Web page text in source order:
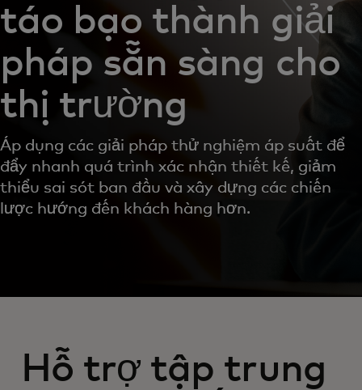
táo bạo thành giải
pháp sẵn sàng cho
thị trường
Áp dụng các giải pháp thử nghiệm áp suất để
đẩy nhanh quá trình xác nhận thiết kế, giảm
thiểu sai sót ban đầu và xây dựng các chiến
lược hướng đến khách hàng hơn.
Hỗ trợ tập trung